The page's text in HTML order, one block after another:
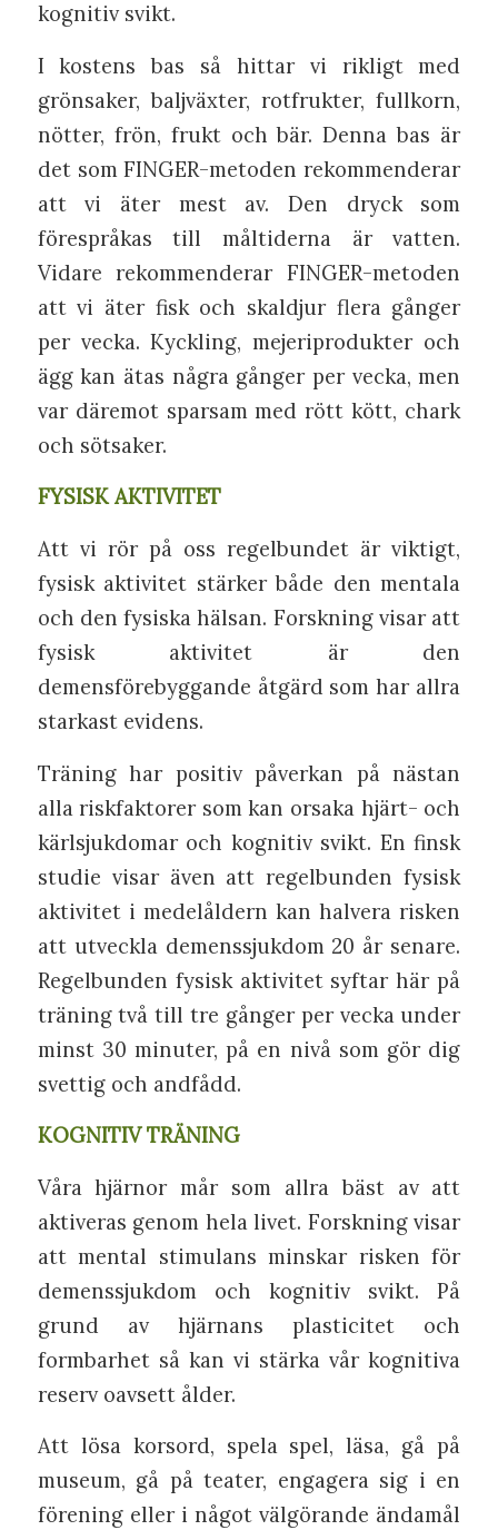
kognitiv svikt.
I kostens bas så hittar vi rikligt med
grönsaker, baljväxter, rotfrukter, fullkorn,
nötter, frön, frukt och bär. Denna bas är
det som FINGER-metoden rekommenderar
att vi äter mest av. Den dryck som
förespråkas till måltiderna är vatten.
Vidare rekommenderar FINGER-metoden
att vi äter fisk och skaldjur flera gånger
per vecka. Kyckling, mejeriprodukter och
ägg kan ätas några gånger per vecka, men
var däremot sparsam med rött kött, chark
och sötsaker.
FYSISK AKTIVITET
Att vi rör på oss regelbundet är viktigt,
fysisk aktivitet stärker både den mentala
och den fysiska hälsan. Forskning visar att
fysisk aktivitet är den
demensförebyggande åtgärd som har allra
starkast evidens.
Träning har positiv påverkan på nästan
alla riskfaktorer som kan orsaka hjärt- och
kärlsjukdomar och kognitiv svikt. En finsk
studie visar även att regelbunden fysisk
aktivitet i medelåldern kan halvera risken
att utveckla demenssjukdom 20 år senare.
Regelbunden fysisk aktivitet syftar här på
träning två till tre gånger per vecka under
minst 30 minuter, på en nivå som gör dig
svettig och andfådd.
KOGNITIV TRÄNING
Våra hjärnor mår som allra bäst av att
aktiveras genom hela livet. Forskning visar
att mental stimulans minskar risken för
demenssjukdom och kognitiv svikt. På
grund av hjärnans plasticitet och
formbarhet så kan vi stärka vår kognitiva
reserv oavsett ålder.
Att lösa korsord, spela spel, läsa, gå på
museum, gå på teater, engagera sig i en
förening eller i något välgörande ändamål